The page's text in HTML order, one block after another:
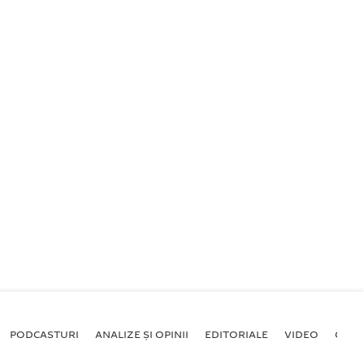
PODCASTURI ANALIZE ȘI OPINII EDITORIALE VIDEO